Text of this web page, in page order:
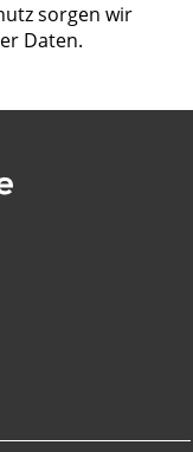
sorgen wir
Daten.